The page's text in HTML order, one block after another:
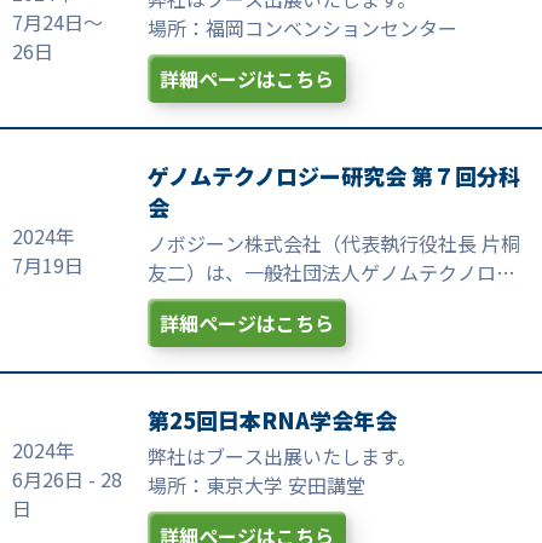
7月24日～
26日
場所：福岡コンベンションセンター
詳細ページはこちら
2024年
7月19日
ゲノムテクノロジー研究会 第７回分科
会
ノボジーン株式会社（代表執行役社長 片桐
友二）は、一般社団法人ゲノムテクノロジ
ー研究会第7回分科会にて以下の講演発表を
致します。
場所：東京大学先端科学技術研究センター4
詳細ページはこちら
2024年
6月26日 - 28
日
第25回日本RNA学会年会
弊社はブース出展いたします。
場所：東京大学 安田講堂
詳細ページはこちら